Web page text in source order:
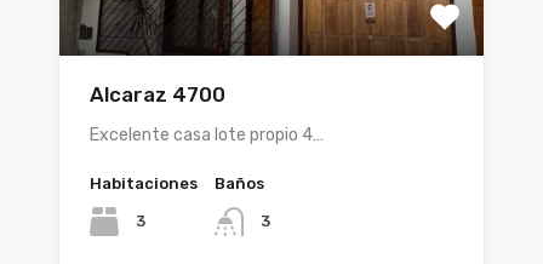
Alcaraz 4700
Excelente casa lote propio 4…
Habitaciones
3
Baños
3